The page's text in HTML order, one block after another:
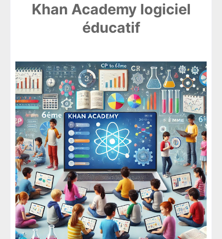
Khan Academy logiciel
éducatif